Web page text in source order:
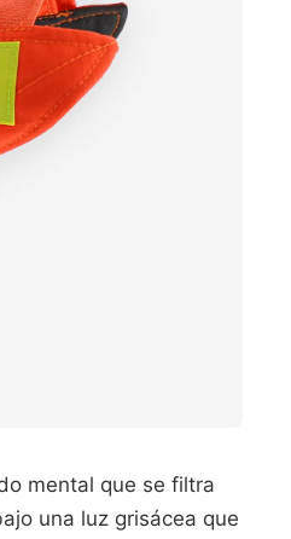
mental que se filtra
una luz grisácea que